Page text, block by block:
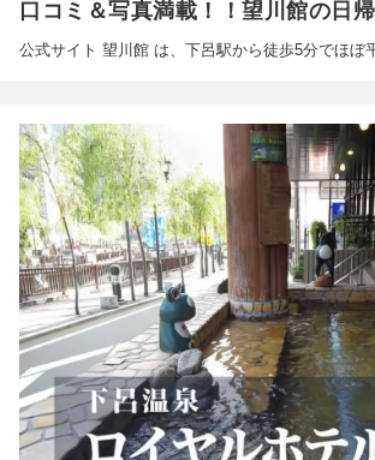
口コミ＆写真満載！！望川館の日
公式サイト 望川館 は、下呂駅から徒歩5分でほぼ